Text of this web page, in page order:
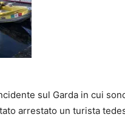
sul Garda in cui
arrestato un turista